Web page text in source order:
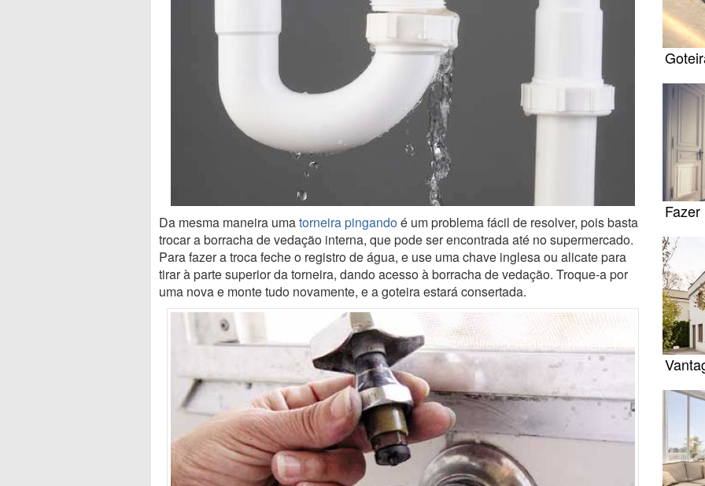
Da mesma maneira umatorneira pingandoé um problema fácil de resolver, pois basta
trocar a borracha de vedação interna, que pode ser encontrada até no supermercado.
Para fazer a troca feche o registro de água, e use uma chave inglesa ou alicate para
tirar à parte superior da torneira, dando acesso à borracha de vedação. Troque-a por
uma nova e monte tudo novamente, e a goteira estará consertada.